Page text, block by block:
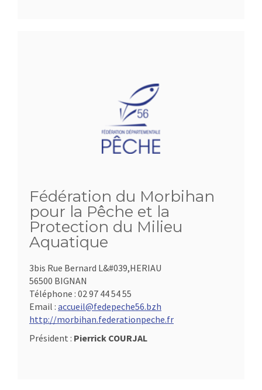
Fédération du Morbihan
pour la Pêche et la
Protection du Milieu
Aquatique
3bis Rue Bernard L&#039,HERIAU
56500 BIGNAN
Téléphone : 02 97 44 54 55
Email : accueil@fedepeche56.bzh
http://morbihan.federationpeche.fr
Président : Pierrick COURJAL